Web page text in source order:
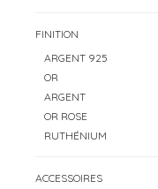
FINITION
ARGENT 925
OR
ARGENT
OR ROSE
RUTHÉNIUM
ACCESSOIRES